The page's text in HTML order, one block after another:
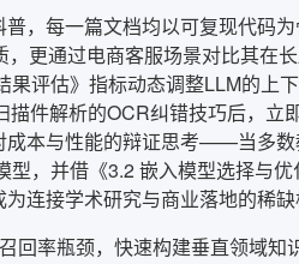
，每一篇文档均以可复现代码
更通过电商客服场景对比其在
评估》指标动态调整LLM的上
件解析的OCR纠错技巧后，立
成本与性能的辩证思考——当多
，并借《3.2 嵌入模型选择与
连接学术研究与商业落地的稀缺
回率瓶颈，快速构建垂直领域知